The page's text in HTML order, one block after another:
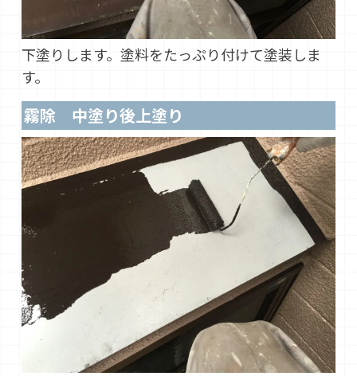
下塗りします。塗料をたっぷり付けて塗装しま
す。
霧除 中塗り後上塗り